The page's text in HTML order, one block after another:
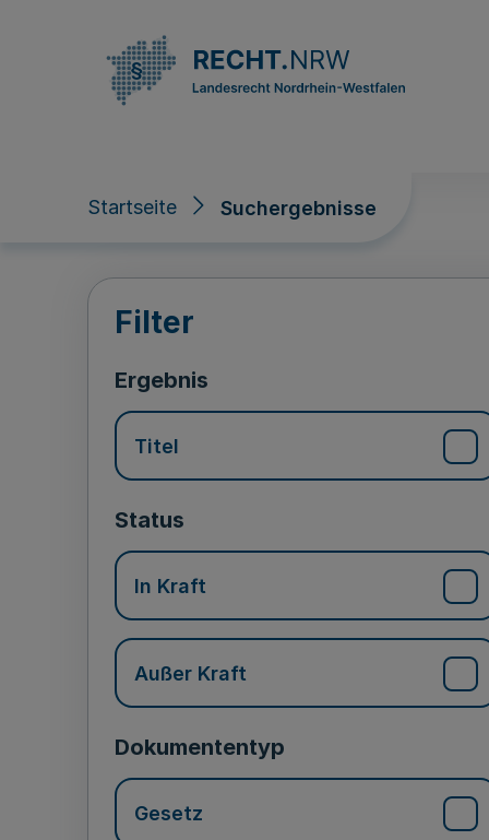
Startseite Suchergebnisse
Suchergebnisse
Filter
Ergebnis
Titel
Status
In Kraft
Außer Kraft
Dokumententyp
Gesetz